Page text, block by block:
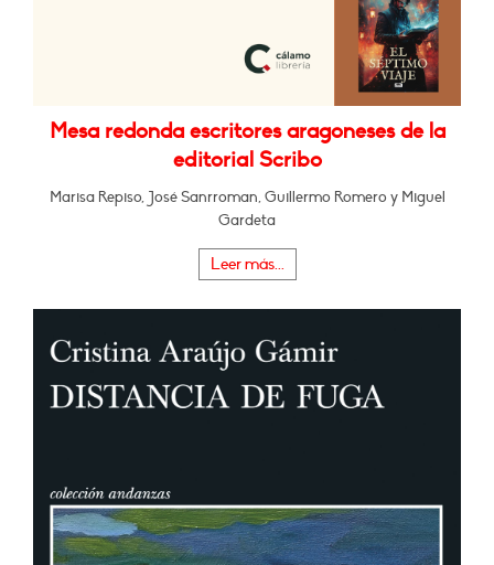
Mesa redonda escritores aragoneses de la
editorial Scribo
Marisa Repiso, José Sanrroman, Guillermo Romero y Miguel
Gardeta
Leer más...